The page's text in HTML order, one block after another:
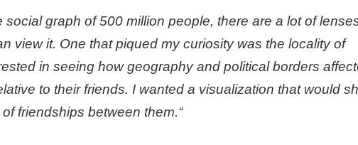
social graph of 500 million people, there are a lot of
view it. One that piqued my curiosity was the locality of
in seeing how geography and political borders
to their friends. I wanted a visualization that would
friendships between them.“